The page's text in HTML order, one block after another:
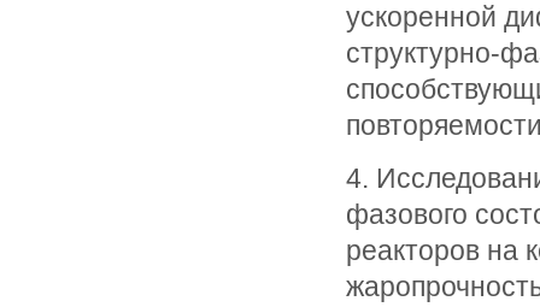
ускоренной
структурно-
4.
фазового
реакторов на